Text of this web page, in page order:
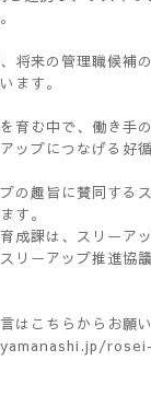
将来の管理職候補
ます。
育む中で、働き手
ップにつなげる好
の趣旨に賛同する
す。
成課は、スリーア
リーアップ推進協
はこちらからお願い